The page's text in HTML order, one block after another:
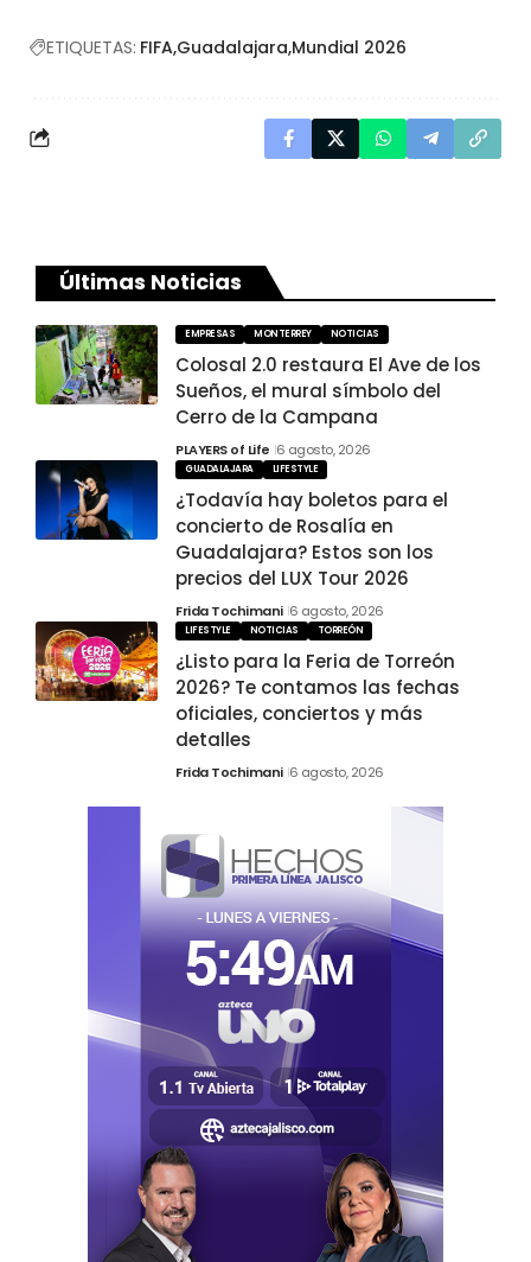
ETIQUETAS: FIFA Guadalajara Mundial 2026
Últimas Noticias
EMPRESAS MONTERREY NOTICIAS
Colosal 2.0 restaura El Ave de los
Sueños, el mural símbolo del
Cerro de la Campana
PLAYERS of Life 6 agosto, 2026
GUADALAJARA LIFESTYLE
¿Todavía hay boletos para el
concierto de Rosalía en
Guadalajara? Estos son los
precios del LUX Tour 2026
Frida Tochimani 6 agosto, 2026
LIFESTYLE NOTICIAS TORREÓN
¿Listo para la Feria de Torreón
2026? Te contamos las fechas
oficiales, conciertos y más
detalles
Frida Tochimani 6 agosto, 2026